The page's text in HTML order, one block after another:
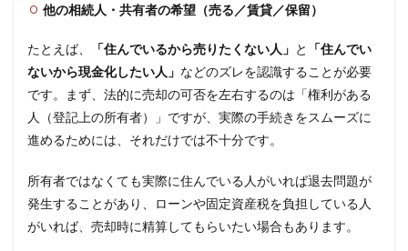
他の相続人・共有者の希望（売る／賃貸／保留）
たとえば、 「住んでいるから売りたくない人」 と
「住んでい
ないから現金化したい人」 などのズレを認識することが必要
です。まず、法的に売却の可否を左右するのは「権利がある
人（登記上の所有者）」ですが、実際の手続きをスムーズに
進めるためには、それだけでは不十分です。
所有者ではなくても実際に住んでいる人がいれば退去問題が
発生することがあり、ローンや固定資産税を負担している人
がいれば、売却時に精算してもらいたい場合もあります。